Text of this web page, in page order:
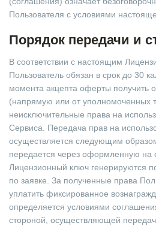
Пользователя с условиями
Порядок передачи и
В соответствии с настоящим
Пользователь обязан в срок до 30
момента акцепта оферты получить
(напрямую или от уполномоченных
неисключительные права на
Сервиса. Передача прав на
осуществляется следующим
передается через оформленную на
Лицензионный ключ генерируются
по заявке. За полученные права
уплатить фиксированное
определяется условиями
стороной, осуществляющей